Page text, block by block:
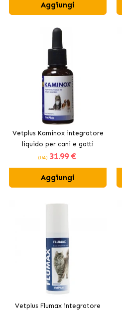
Aggiungi
Vetplus Kaminox integratore
liquido per cani e gatti
(DA) 31.99 €
Aggiungi
Vetplus Flumax integratore